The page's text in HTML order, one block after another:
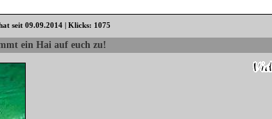
seit 09.09.2014 | Klicks: 1075
ein Hai auf euch zu!